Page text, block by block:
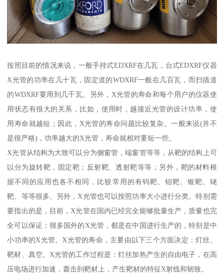
按照目前的情况来说，一般手持式EDXRF在几瓦，台式EDXRF仪器
X光管的功率在几十瓦，固定道的WDXRF一般在几百瓦，而扫描道
的WDXRF要用到几千瓦。另外，X光管的寿命和每个用户的仪器使
用状态有很大的关系，比如，使用时，越接近光管的设计功率，使
用寿命就越短；因此，X光管的寿命问题比较复杂。一般来说(并不
是很严格)，功率越大的X光管，寿命就相对要短一些。
X光管从结构为大致可以分为侧窗管，端窗管等等，从靶的结构上可
以分为旋转靶，固定靶；反射靶、透射靶等等；另外，靶的材料根
据不同的应用也各不相同，比较常用的有钨靶、钼靶、银靶、铑
靶、等等很多。另外，X光管也可以按照功率大小进行分类。特别需
要指出的是，目前，X光管在国内已经完全能够批量生产，质量也完
全可以保证；很多国外的X光管，都是在中国进行生产的，特别是中
小功率的X光管。X光管的寿命，主要由以下三个方面决定：灯丝、
靶材、真空。X光管的工作过程是：灯丝加热产生的自由电子，在高
压电场进行加速，轰击到靶材上，产生靶材的特征X射线和韧致。